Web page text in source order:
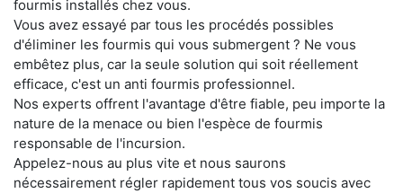
fourmis installés chez vous.
Vous avez essayé par tous les procédés possibles
d'éliminer les fourmis qui vous submergent ? Ne vous
embêtez plus, car la seule solution qui soit réellement
efficace, c'est un anti fourmis professionnel.
Nos experts offrent l'avantage d'être fiable, peu importe la
nature de la menace ou bien l'espèce de fourmis
responsable de l'incursion.
Appelez-nous au plus vite et nous saurons
nécessairement régler rapidement tous vos soucis avec